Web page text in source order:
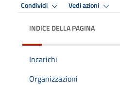
Condividi Vedi azioni
INDICE DELLA PAGINA
Incarichi
Organizzazioni